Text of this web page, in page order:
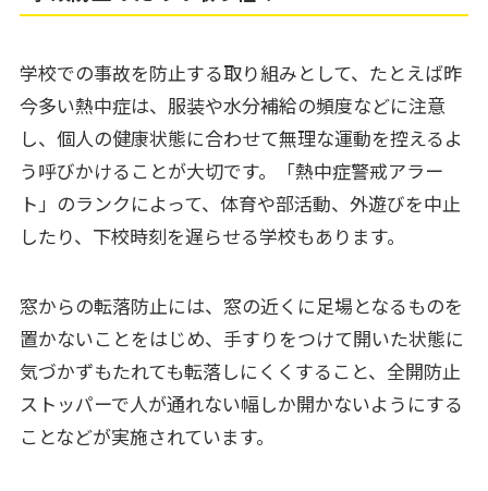
学校での事故を防止する取り組みとして、たとえば昨
今多い熱中症は、服装や水分補給の頻度などに注意
し、個人の健康状態に合わせて無理な運動を控えるよ
う呼びかけることが大切です。「熱中症警戒アラー
ト」のランクによって、体育や部活動、外遊びを中止
したり、下校時刻を遅らせる学校もあります。
窓からの転落防止には、窓の近くに足場となるものを
置かないことをはじめ、手すりをつけて開いた状態に
気づかずもたれても転落しにくくすること、全開防止
ストッパーで人が通れない幅しか開かないようにする
ことなどが実施されています。